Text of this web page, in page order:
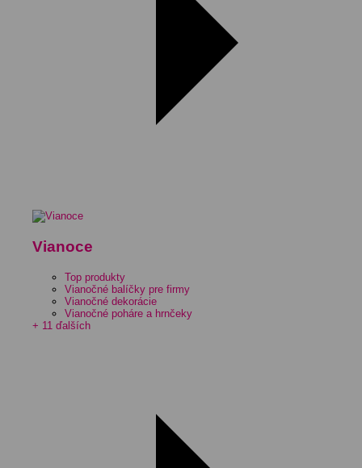
Vianoce
Top produkty
Vianočné balíčky pre firmy
Vianočné dekorácie
Vianočné poháre a hrnčeky
+ 11 ďalších